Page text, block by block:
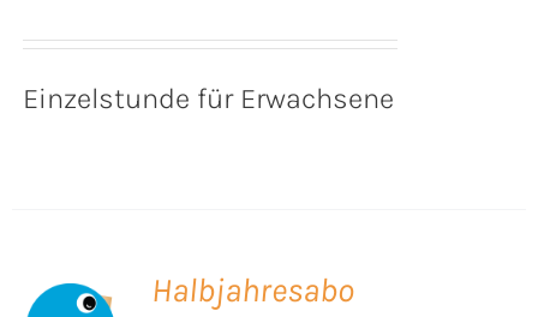
Einzelstunde für Erwachsene
Halbjahresabo